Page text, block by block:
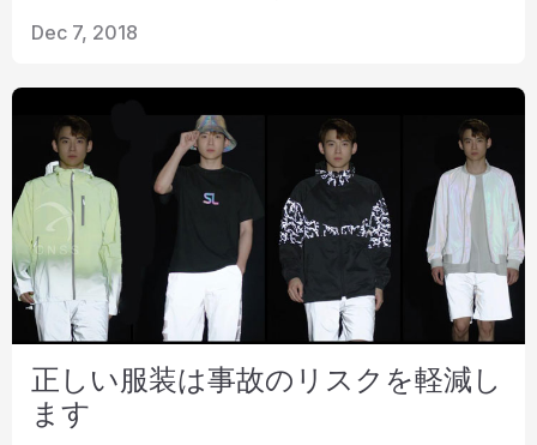
Dec 7, 2018
正しい服装は事故のリスクを軽減し
ます